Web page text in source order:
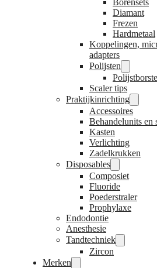
Diamant
Frezen
Hardmetaal
Koppelingen,
adapters
Polijsten
Scaler tips
Praktijkinrichting
Accessoires
Behandelunits en
Kasten
Verlichting
Zadelkrukken
Disposables
Composiet
Fluoride
Poederstraler
Prophylaxe
Endodontie
Anesthesie
Tandtechniek
Zircon
Merken